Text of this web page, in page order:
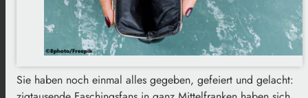
Sie haben noch einmal alles gegeben, gefeiert und gelacht: